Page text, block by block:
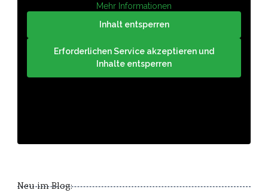
Mehr Informationen
Inhalt entsperren
Erforderlichen Service akzeptieren und
Inhalte entsperren
Neu im Blog: